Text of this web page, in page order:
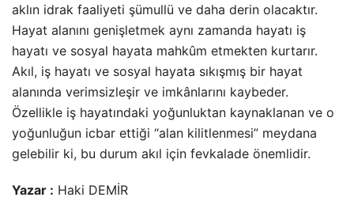
aklın idrak faaliyeti şümullü ve daha derin olacaktır.
Hayat alanını genişletmek aynı zamanda hayatı iş
hayatı ve sosyal hayata mahkûm etmekten kurtarır.
Akıl, iş hayatı ve sosyal hayata sıkışmış bir hayat
alanında verimsizleşir ve imkânlarını kaybeder.
Özellikle iş hayatındaki yoğunluktan kaynaklanan ve o
yoğunluğun icbar ettiği “alan kilitlenmesi” meydana
gelebilir ki, bu durum akıl için fevkalade önemlidir.
Yazar : Haki DEMİR